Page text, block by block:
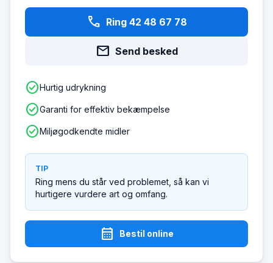
phone Ring 42 48 67 78
mail Send besked
check_circleHurtig udrykning
check_circleGaranti for effektiv bekæmpelse
check_circleMiljøgodkendte midler
TIP
Ring mens du står ved problemet, så kan vi
hurtigere vurdere art og omfang.
calendar_month Bestil online